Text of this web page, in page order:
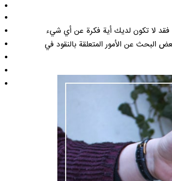
لا تكون لديك أية فكرة عن أي شيء
البحث عن الأمور المتعلقة بالنقود في